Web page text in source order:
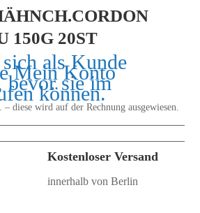
150G 20ST
als Kunde
Mein Konto
bevor sie im
können.
diese wird auf der Rechnung ausgewiesen.
Kostenloser Versand
innerhalb von Berlin